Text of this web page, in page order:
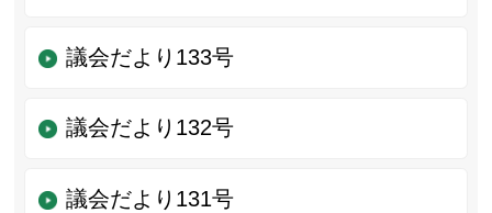
議会だより133号
議会だより132号
議会だより131号